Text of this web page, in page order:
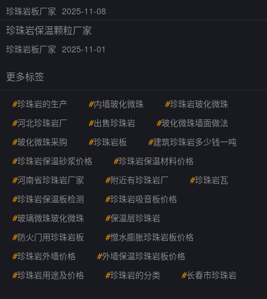
珍珠岩板厂家 2025-11-08
珍珠岩保温颗粒厂家
珍珠岩板厂家 2025-11-01
更多标签
#珍珠岩的生产 #内墙玻化微珠 #珍珠岩玻化微珠
#河北珍珠岩厂 #出售珍珠岩 #玻化微珠墙面做法
#玻化微珠采购 #珍珠岩板 #建筑珍珠岩多少钱一吨
#珍珠岩保温砂浆价格 #珍珠岩保温材料价格
#河南省珍珠岩厂家 #附近有珍珠岩厂 #珍珠岩瓦
#珍珠岩保温板检测 #珍珠岩吸音板价格
#玻璃微珠玻化微珠 #保温层珍珠岩
#防火门用珍珠岩板 #憎水膨胀珍珠岩板价格
#珍珠岩外墙价格 #外墙保温珍珠岩板价格
#珍珠岩用途及价格 #珍珠岩的分类 #长春市珍珠岩